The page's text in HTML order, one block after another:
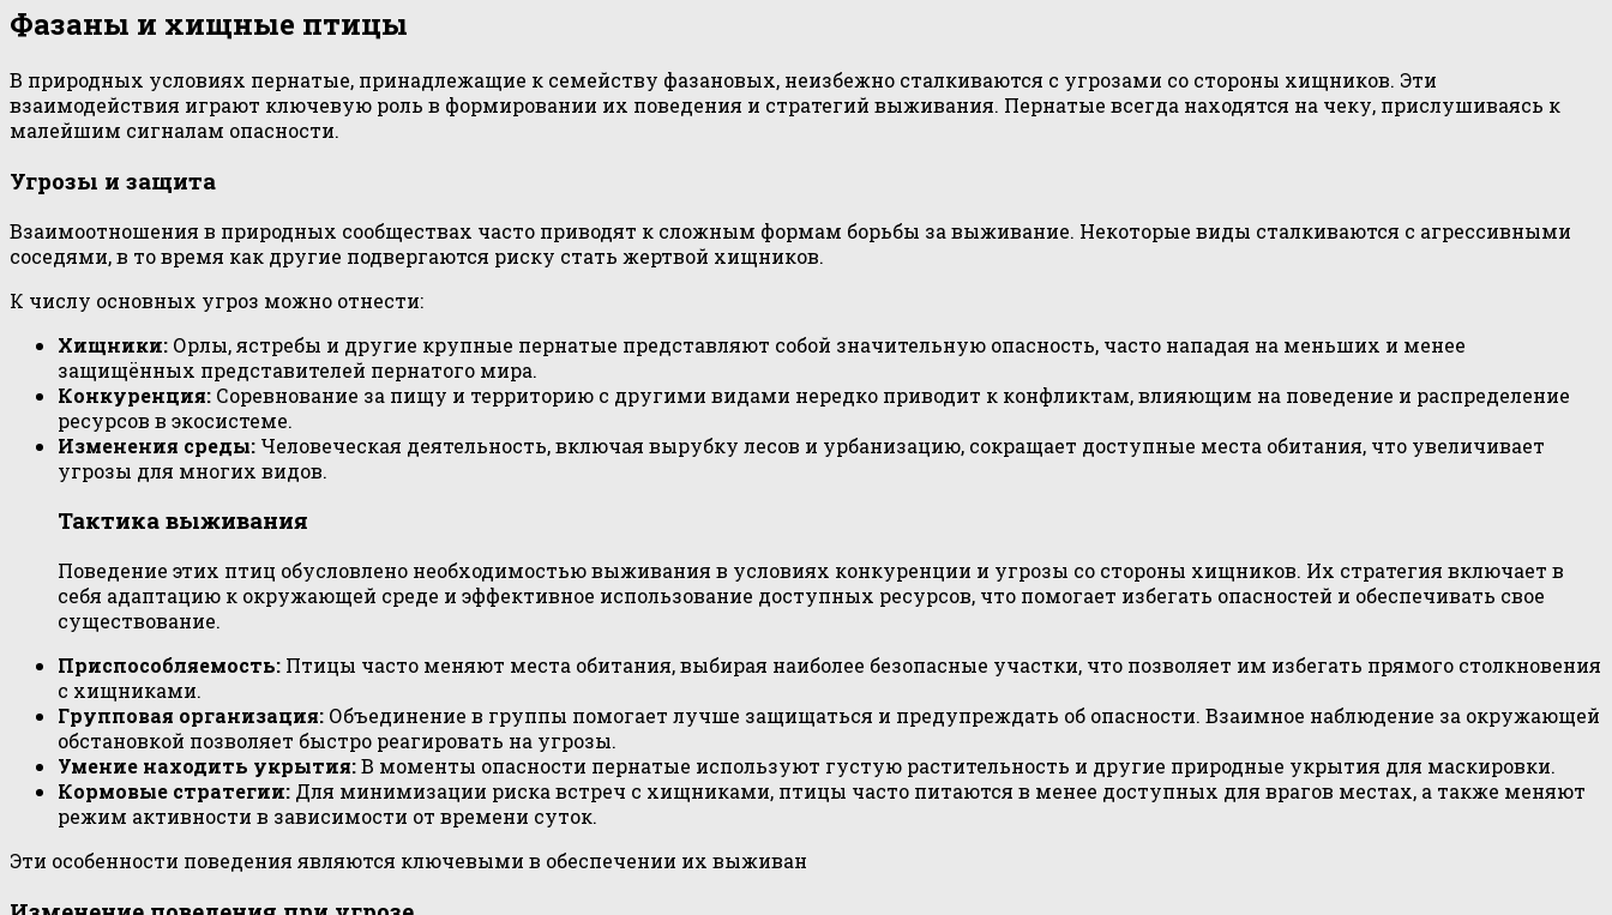
Фазаны и хищные птицы
В природных условиях пернатые, принадлежащие к семейству фазановых, неизбежно сталкиваются с угрозами со стороны хищников. Эти
взаимодействия играют ключевую роль в формировании их поведения и стратегий выживания. Пернатые всегда находятся на чеку, прислушиваясь к
малейшим сигналам опасности.
Угрозы и защита
Взаимоотношения в природных сообществах часто приводят к сложным формам борьбы за выживание. Некоторые виды сталкиваются с агрессивными
соседями, в то время как другие подвергаются риску стать жертвой хищников.
К числу основных угроз можно отнести:
Хищники: Орлы, ястребы и другие крупные пернатые представляют собой значительную опасность, часто нападая на меньших и менее
защищённых представителей пернатого мира.
Конкуренция: Соревнование за пищу и территорию с другими видами нередко приводит к конфликтам, влияющим на поведение и распределение
ресурсов в экосистеме.
Изменения среды: Человеческая деятельность, включая вырубку лесов и урбанизацию, сокращает доступные места обитания, что увеличивает
угрозы для многих видов.
Тактика выживания
Поведение этих птиц обусловлено необходимостью выживания в условиях конкуренции и угрозы со стороны хищников. Их стратегия включает в
себя адаптацию к окружающей среде и эффективное использование доступных ресурсов, что помогает избегать опасностей и обеспечивать свое
существование.
Приспособляемость: Птицы часто меняют места обитания, выбирая наиболее безопасные участки, что позволяет им избегать прямого столкновения
с хищниками.
Групповая организация: Объединение в группы помогает лучше защищаться и предупреждать об опасности. Взаимное наблюдение за окружающей
обстановкой позволяет быстро реагировать на угрозы.
Умение находить укрытия:В моменты опасности пернатые используют густую растительность и другие природные укрытия для маскировки.
Кормовые стратегии: Для минимизации риска встреч с хищниками, птицы часто питаются в менее доступных для врагов местах, а также меняют
режим активности в зависимости от времени суток.
Эти особенности поведения являются ключевыми в обеспечении их выживан